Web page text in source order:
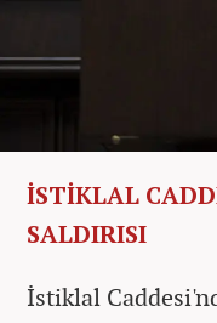
İSTİKLAL
SALDIRISI
İstiklal